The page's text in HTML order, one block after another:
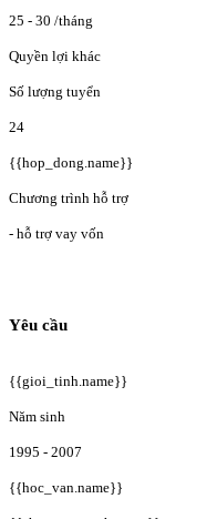
25 - 30 /tháng
Quyền lợi khác
Số lượng tuyển
24
{{hop_dong.name}}
Chương trình hỗ trợ
- hỗ trợ vay vốn
Yêu cầu
{{gioi_tinh.name}}
Năm sinh
1995 - 2007
{{hoc_van.name}}